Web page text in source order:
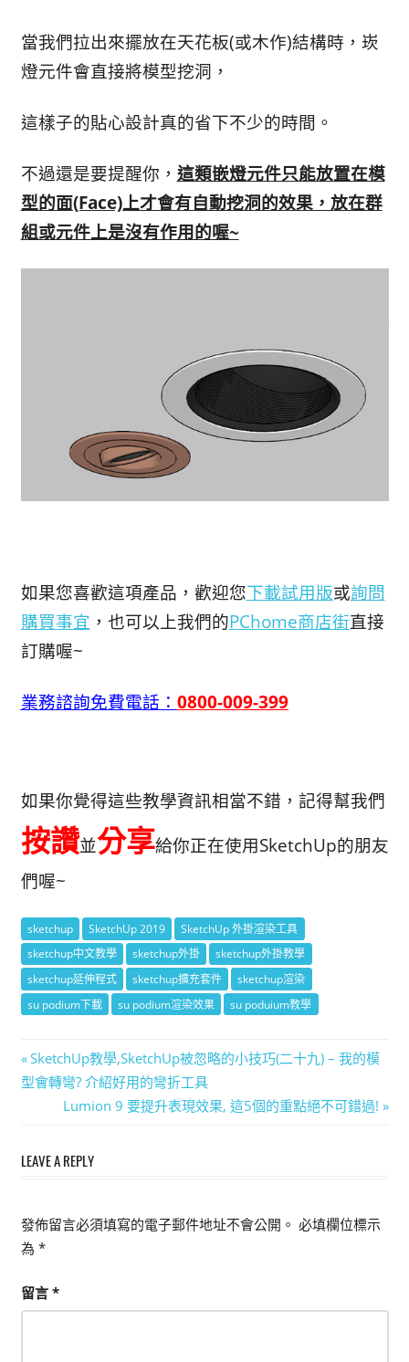
當我們拉出來擺放在天花板(或木作)結構時， 崁
燈元件會直接將模型挖洞，
這樣子的貼心設計真的省下不少的時間。
不過還是要提醒你， 這類嵌燈元件只能放置在模
型的面(Face)上才會有自動挖洞的效果，放在群
組或元件上是沒有作用的喔~
如果您喜歡這項產品，歡迎您下載試用版或詢問
購買事宜 ，也可以上我們的PChome商店街直接
訂購喔~
業務諮詢免費電話： 0800-009-399
如果你覺得這些教學資訊相當不錯，記得幫我們
按讚並分享給你正在使用SketchUp的朋友
們喔~
sketchup SketchUp 2019
SketchUp 外掛渲染工具
sketchup中文教學
sketchup外掛
sketchup外掛教學
sketchup延伸程式
sketchup擴充套件
sketchup渲染
su podium下載
su podium渲染效果 su poduium教學
文
章
覽
Previous
Post:
SketchUp教學,SketchUp被忽略的小技巧(二十九) – 我的模
型會轉彎? 介紹好用的彎折工具
Next
Lumion 9 要提升表現效果, 這5個的重點絕不可錯過!
LEAVE A REPLY
發佈留言必須填寫的電子郵件地址不會公開。 必填欄位標示
為 *
留言 *